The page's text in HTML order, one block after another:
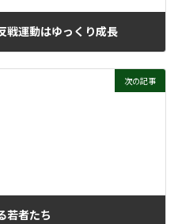
運動はゆっくり成長
次の記事
若者たち